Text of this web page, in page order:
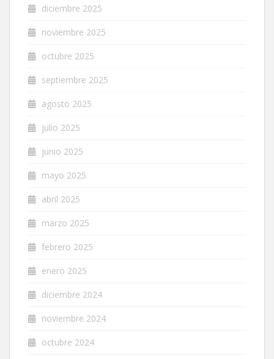
diciembre 2025
noviembre 2025
octubre 2025
septiembre 2025
agosto 2025
julio 2025
junio 2025
mayo 2025
abril 2025
marzo 2025
febrero 2025
enero 2025
diciembre 2024
noviembre 2024
octubre 2024